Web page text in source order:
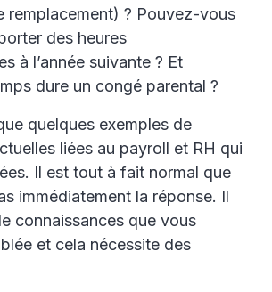
remplacement) ? Pouvez-vous
des heures
à l’année suivante ? Et
dure un congé parental ?
quelques exemples de
liées au payroll et RH qui
Il est tout à fait normal que
immédiatement la réponse. Il
connaissances que vous
et cela nécessite des